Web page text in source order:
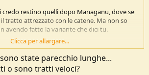
credo restino quelli dopo Managanu, dove se
tratto attrezzato con le catene. Ma non so
avendo fatto la variante che dici tu.
Clicca per allargare...
state parecchio lunghe...
o sono tratti veloci?